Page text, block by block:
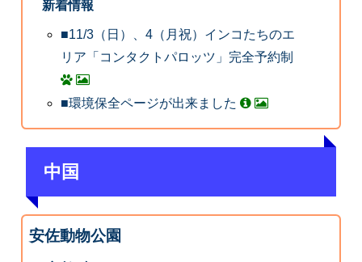
新着情報
■11/3（日）、4（月祝）インコたちのエ
リア「コンタクトパロッツ」完全予約制
■環境保全ページが出来ました
中国
安佐動物公園